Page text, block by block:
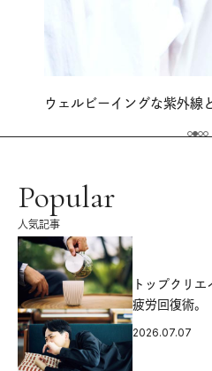
ウェルビーイングな紫外線
Popular
人気記事
トップクリ
疲労回復術。
2026.07.07